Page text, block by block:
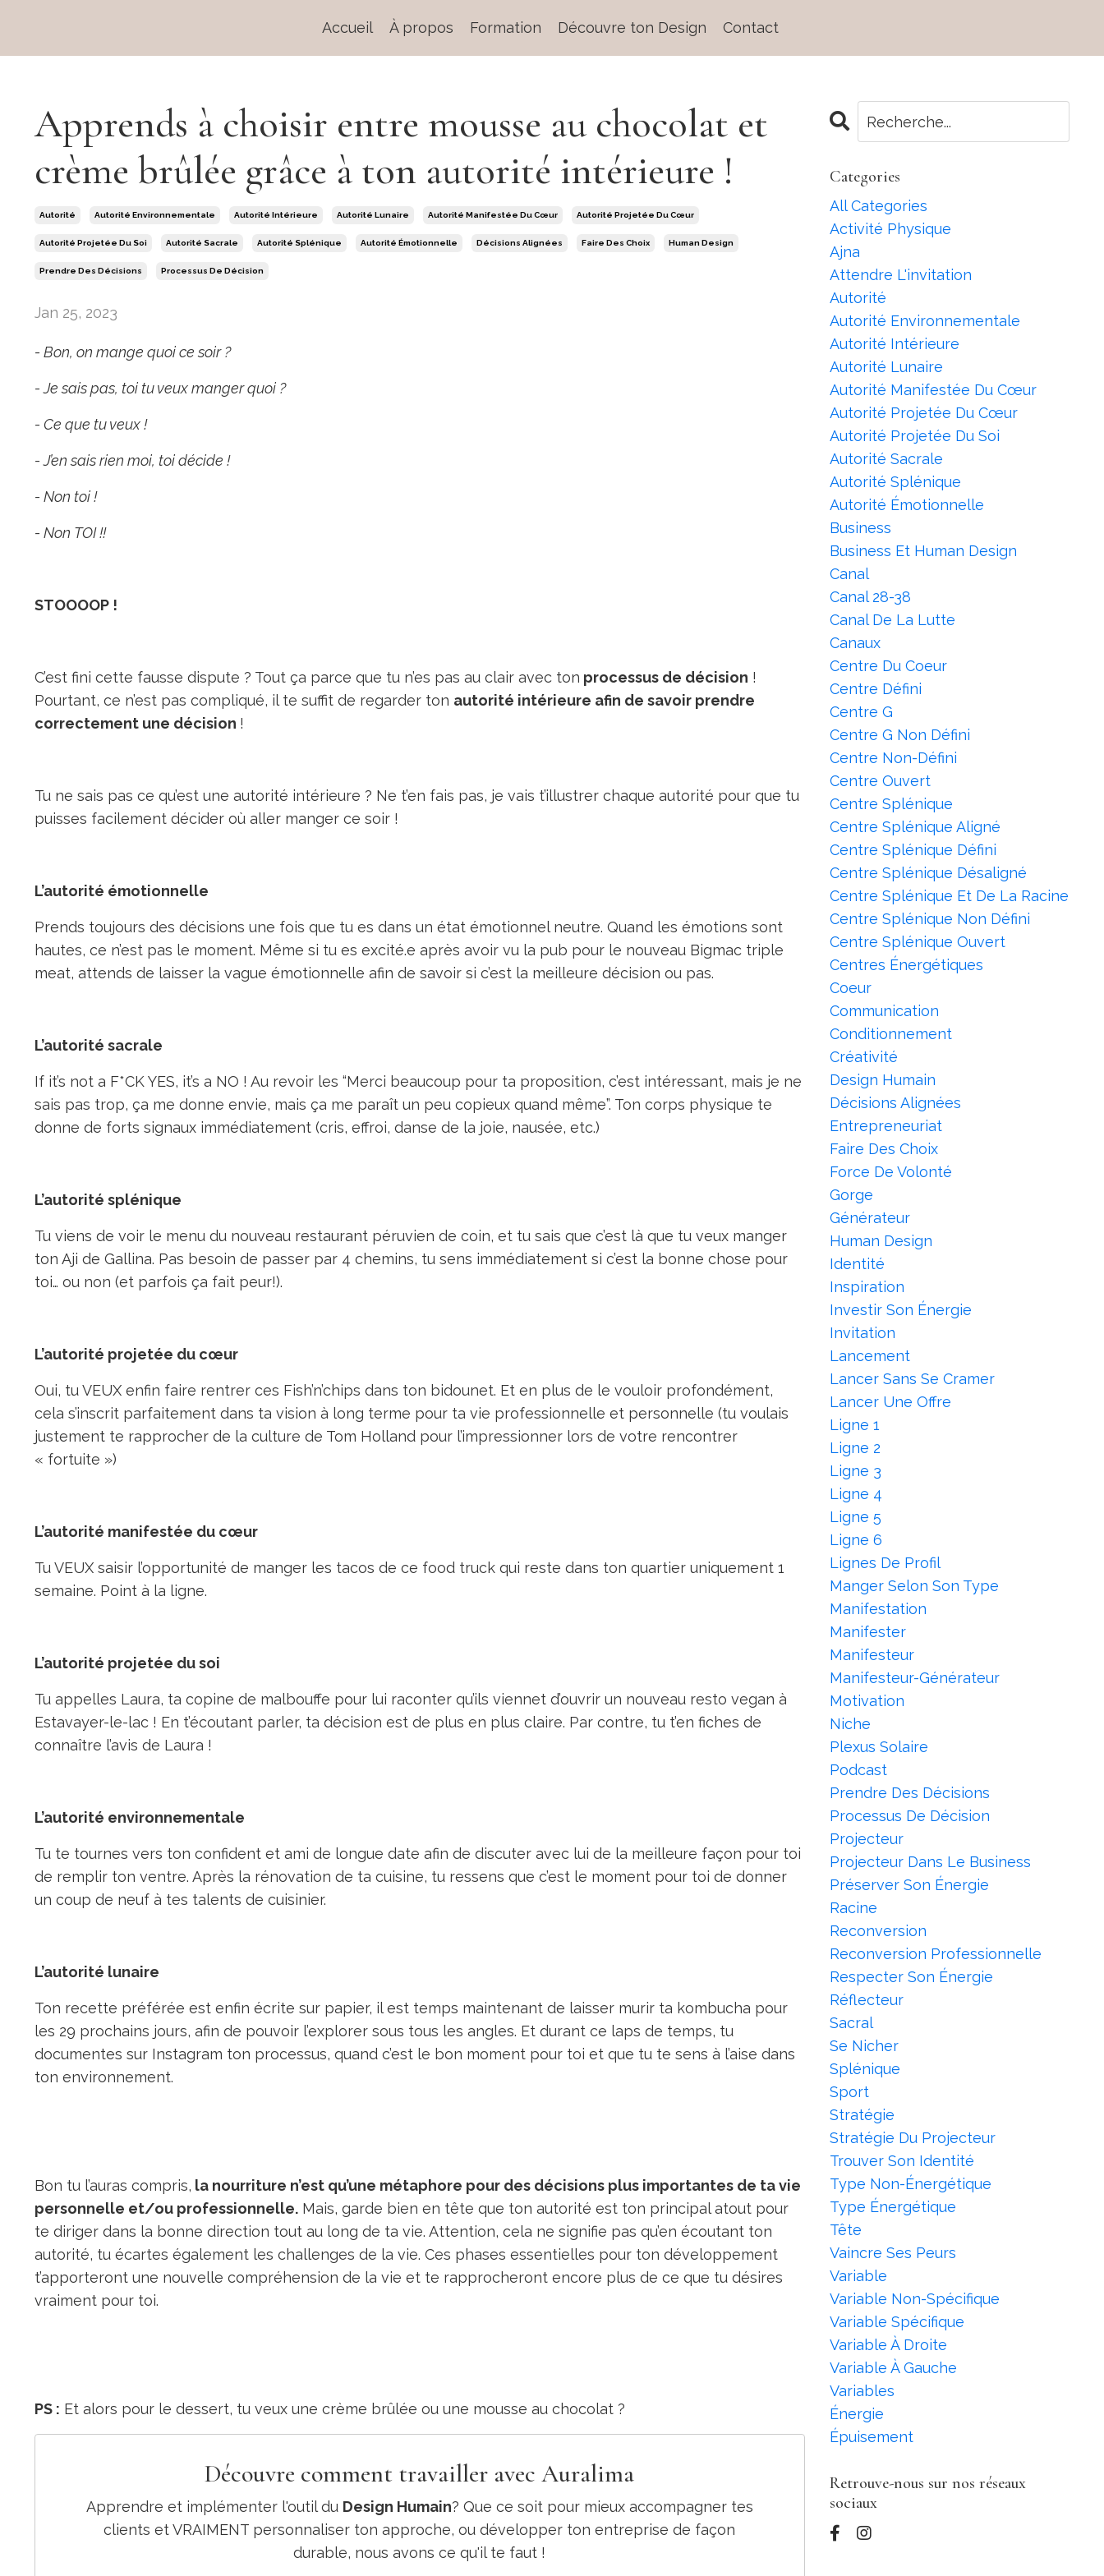
Accueil À propos Formation Découvre ton Design Contact
Apprends à choisir entre mousse au chocolat et
crème brûlée grâce à ton autorité intérieure !
Autorité Autorité Environnementale Autorité Intérieure Autorité Lunaire Autorité Manifestée Du Cœur Autorité Projetée Du Cœur
Autorité Projetée Du Soi Autorité Sacrale Autorité Splénique Autorité Émotionnelle Décisions Alignées Faire Des Choix Human Design
Prendre Des Décisions Processus De Décision
Jan 25, 2023
- Bon, on mange quoi ce soir ?
- Je sais pas, toi tu veux manger quoi ?
- Ce que tu veux !
- J’en sais rien moi, toi décide !
- Non toi !
- Non TOI !!
STOOOOP !
C’est fini cette fausse dispute ? Tout ça parce que tu n’es pas au clair avec ton processus de décision !
Pourtant, ce n’est pas compliqué, il te suffit de regarder ton autorité intérieure afin de savoir prendre
correctement une décision !
Tu ne sais pas ce qu’est une autorité intérieure ? Ne t’en fais pas, je vais t’illustrer chaque autorité pour que tu
puisses facilement décider où aller manger ce soir !
L’autorité émotionnelle
Prends toujours des décisions une fois que tu es dans un état émotionnel neutre. Quand les émotions sont
hautes, ce n’est pas le moment. Même si tu es excité.e après avoir vu la pub pour le nouveau Bigmac triple
meat, attends de laisser la vague émotionnelle afin de savoir si c’est la meilleure décision ou pas.
L’autorité sacrale
If it’s not a F*CK YES, it’s a NO ! Au revoir les “Merci beaucoup pour ta proposition, c’est intéressant, mais je ne
sais pas trop, ça me donne envie, mais ça me paraît un peu copieux quand même”. Ton corps physique te
donne de forts signaux immédiatement (cris, effroi, danse de la joie, nausée, etc.)
L’autorité splénique
Tu viens de voir le menu du nouveau restaurant péruvien de coin, et tu sais que c’est là que tu veux manger
ton Aji de Gallina. Pas besoin de passer par 4 chemins, tu sens immédiatement si c’est la bonne chose pour
toi… ou non (et parfois ça fait peur!).
L’autorité projetée du cœur
Oui, tu VEUX enfin faire rentrer ces Fish’n’chips dans ton bidounet. Et en plus de le vouloir profondément,
cela s’inscrit parfaitement dans ta vision à long terme pour ta vie professionnelle et personnelle (tu voulais
justement te rapprocher de la culture de Tom Holland pour l’impressionner lors de votre rencontrer
« fortuite »)
L’autorité manifestée du cœur
Tu VEUX saisir l’opportunité de manger les tacos de ce food truck qui reste dans ton quartier uniquement 1
semaine. Point à la ligne.
L’autorité projetée du soi
Tu appelles Laura, ta copine de malbouffe pour lui raconter qu’ils viennet d’ouvrir un nouveau resto vegan à
Estavayer-le-lac ! En t’écoutant parler, ta décision est de plus en plus claire. Par contre, tu t’en fiches de
connaître l’avis de Laura !
L’autorité environnementale
Tu te tournes vers ton confident et ami de longue date afin de discuter avec lui de la meilleure façon pour toi
de remplir ton ventre. Après la rénovation de ta cuisine, tu ressens que c’est le moment pour toi de donner
un coup de neuf à tes talents de cuisinier.
L’autorité lunaire
Ton recette préférée est enfin écrite sur papier, il est temps maintenant de laisser murir ta kombucha pour
les 29 prochains jours, afin de pouvoir l’explorer sous tous les angles. Et durant ce laps de temps, tu
documentes sur Instagram ton processus, quand c’est le bon moment pour toi et que tu te sens à l’aise dans
ton environnement.
Bon tu l’auras compris, la nourriture n’est qu’une métaphore pour des décisions plus importantes de ta vie
personnelle et/ou professionnelle. Mais, garde bien en tête que ton autorité est ton principal atout pour
te diriger dans la bonne direction tout au long de ta vie. Attention, cela ne signifie pas qu’en écoutant ton
autorité, tu écartes également les challenges de la vie. Ces phases essentielles pour ton développement
t’apporteront une nouvelle compréhension de la vie et te rapprocheront encore plus de ce que tu désires
vraiment pour toi.
PS : Et alors pour le dessert, tu veux une crème brûlée ou une mousse au chocolat ?
Découvre comment travailler avec Auralima
Apprendre et implémenter l'outil du Design Humain? Que ce soit pour mieux accompagner tes
clients et VRAIMENT personnaliser ton approche, ou développer ton entreprise de façon
durable, nous avons ce qu'il te faut !
Categories
All Categories
Activité Physique
Ajna
Attendre L'invitation
Autorité
Autorité Environnementale
Autorité Intérieure
Autorité Lunaire
Autorité Manifestée Du Cœur
Autorité Projetée Du Cœur
Autorité Projetée Du Soi
Autorité Sacrale
Autorité Splénique
Autorité Émotionnelle
Business
Business Et Human Design
Canal
Canal 28-38
Canal De La Lutte
Canaux
Centre Du Coeur
Centre Défini
Centre G
Centre G Non Défini
Centre Non-Défini
Centre Ouvert
Centre Splénique
Centre Splénique Aligné
Centre Splénique Défini
Centre Splénique Désaligné
Centre Splénique Et De La Racine
Centre Splénique Non Défini
Centre Splénique Ouvert
Centres Énergétiques
Coeur
Communication
Conditionnement
Créativité
Design Humain
Décisions Alignées
Entrepreneuriat
Faire Des Choix
Force De Volonté
Gorge
Générateur
Human Design
Identité
Inspiration
Investir Son Énergie
Invitation
Lancement
Lancer Sans Se Cramer
Lancer Une Offre
Ligne 1
Ligne 2
Ligne 3
Ligne 4
Ligne 5
Ligne 6
Lignes De Profil
Manger Selon Son Type
Manifestation
Manifester
Manifesteur
Manifesteur-Générateur
Motivation
Niche
Plexus Solaire
Podcast
Prendre Des Décisions
Processus De Décision
Projecteur
Projecteur Dans Le Business
Préserver Son Énergie
Racine
Reconversion
Reconversion Professionnelle
Respecter Son Énergie
Réflecteur
Sacral
Se Nicher
Splénique
Sport
Stratégie
Stratégie Du Projecteur
Trouver Son Identité
Type Non-Énergétique
Type Énergétique
Tête
Vaincre Ses Peurs
Variable
Variable Non-Spécifique
Variable Spécifique
Variable À Droite
Variable À Gauche
Variables
Énergie
Épuisement
Retrouve-nous sur nos réseaux
sociaux